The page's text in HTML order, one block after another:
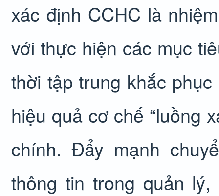
xác định CCHC là
với thực hiện các mục
thời tập trung khắc
hiệu quả cơ chế “luồng
chính. Đẩy mạnh
thông tin trong quản